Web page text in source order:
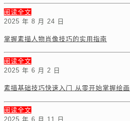
阅读全文
2025 年 8 月 24 日
掌握素描人物肖像技巧的实用指南
阅读全文
2025 年 6 月 2 日
素描基础技巧快速入门 从零开始掌握绘
阅读全文
2025 年 6 月 11 日